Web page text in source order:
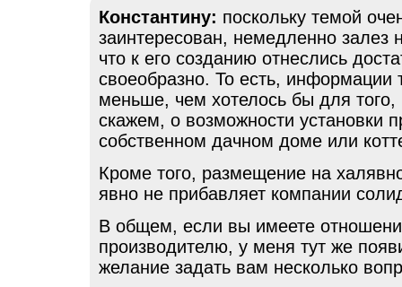
Константину: поскольку темой
заинтересован, немедленно залез
что к его созданию отнеслись
своеобразно. То есть, информации
меньше, чем хотелось бы для того,
скажем, о возможности установки
собственном дачном доме или
Кроме того, размещение на
явно не прибавляет компании
В общем, если вы имеете
производителю, у меня тут же
желание задать вам несколько